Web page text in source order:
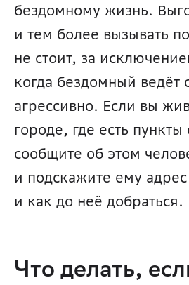
бездомному жизнь.
и тем более вызывать
не стоит, за
когда бездомный ведёт
агрессивно. Если вы
городе, где есть пункты
сообщите об этом
и подскажите ему
и как до неё добраться.
Что делать,